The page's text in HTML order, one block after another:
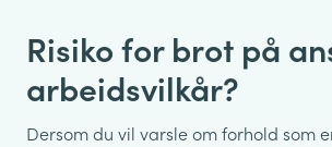
Risiko for brot på
arbeidsvilkår?
Dersom du vil varsle om forhold som